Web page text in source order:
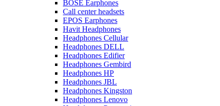
BOSE Earphones
Call center headsets
EPOS Earphones
Havit Headphones
Headphones Cellular
Headphones DELL
Headphones Edifier
Headphones Gembird
Headphones HP
Headphones JBL
Headphones Kingston
Headphones Lenovo